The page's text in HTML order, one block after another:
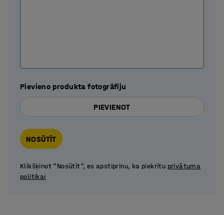
Pievieno produkta fotogrāfiju
PIEVIENOT
NOSŪTĪT
Klikšķinot "Nosūtīt", es apstiprinu, ka piekrītu privātuma
politikai